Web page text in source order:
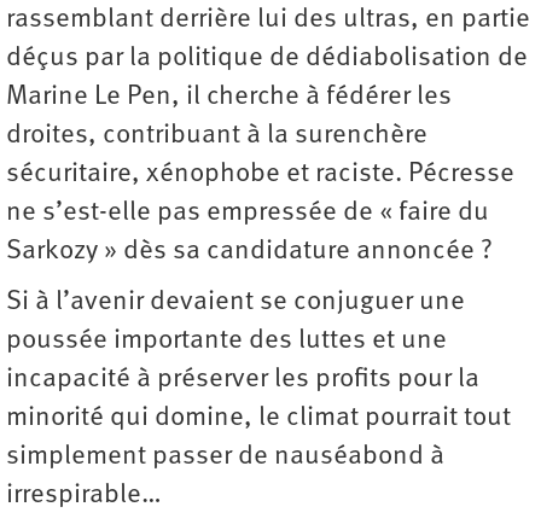
rassemblant derrière lui des ultras, en partie
déçus par la politique de dédiabolisation de
Marine Le Pen, il cherche à fédérer les
droites, contribuant à la surenchère
sécuritaire, xénophobe et raciste. Pécresse
ne s’est-elle pas empressée de « faire du
Sarkozy » dès sa candidature annoncée ?
Si à l’avenir devaient se conjuguer une
poussée importante des luttes et une
incapacité à préserver les profits pour la
minorité qui domine, le climat pourrait tout
simplement passer de nauséabond à
irrespirable…